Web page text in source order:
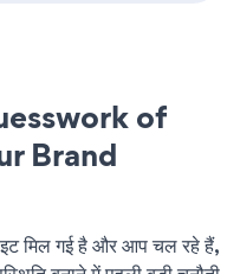
of
Brand
मिल गई है और आप चल रहे हैं,